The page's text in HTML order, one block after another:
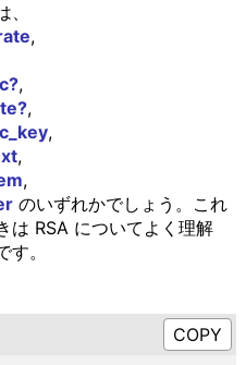
,
,
,
,
,
,
のいずれかでしょう。これ
は RSA についてよく理解
。